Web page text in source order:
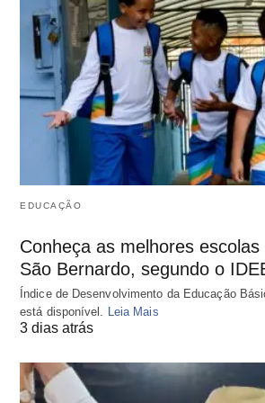
EDUCAÇÃO
Conheça as melhores
São Bernardo, segundo o
Índice de Desenvolvimento da Educação
está disponível. Leia Mais
3 dias atrás